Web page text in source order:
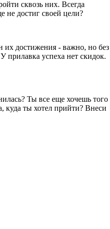
сквозь них. Всегда
не достиг своей цели?
их достижения - важно, но без
прилавка успеха нет скидок.
Ты все еще хочешь того
куда ты хотел прийти? Внеси